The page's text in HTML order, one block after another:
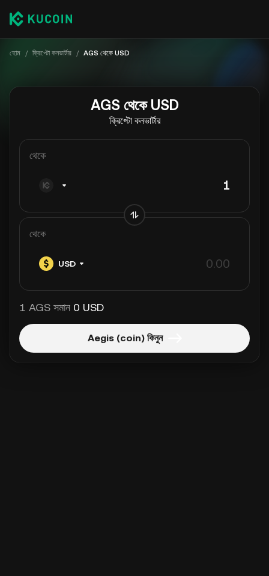
হোম / ক্রিপ্টো কনভার্টার / AGS থেকে USD
AGS থেকে USD
ক্রিপ্টো কনভার্টার
থেকে
থেকে
USD
1 AGS সমান 0 USD
Aegis (coin) কিনুন